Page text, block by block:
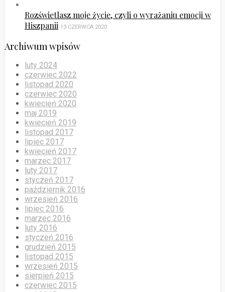
Rozświetlasz moje życie, czyli o wyrażaniu emocji w
Hiszpanii 13 CZERWCA 2020
Archiwum wpisów
luty 2024
czerwiec 2022
listopad 2020
czerwiec 2020
kwiecień 2020
maj 2019
kwiecień 2019
listopad 2017
lipiec 2017
kwiecień 2017
marzec 2017
luty 2017
styczeń 2017
październik 2016
wrzesień 2016
lipiec 2016
marzec 2016
luty 2016
styczeń 2016
grudzień 2015
listopad 2015
wrzesień 2015
sierpień 2015
czerwiec 2015